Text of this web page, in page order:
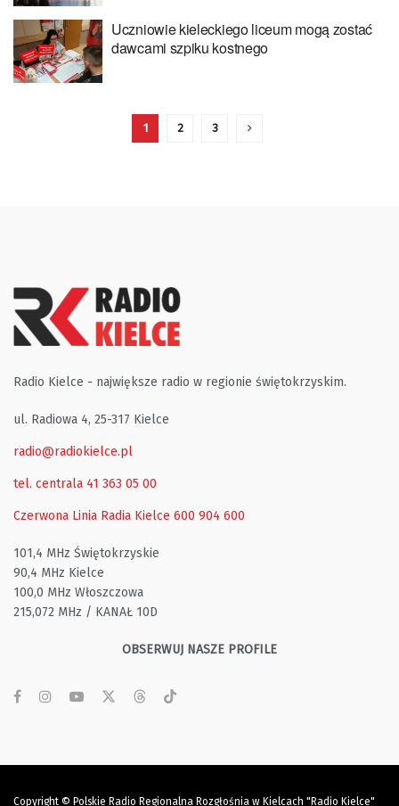
Uczniowie kieleckiego liceum mogą zostać
dawcami szpiku kostnego
1 2 3
Radio Kielce - największe radio w regionie świętokrzyskim.
ul. Radiowa 4, 25-317 Kielce
radio@radiokielce.pl
tel. centrala 41 363 05 00
Czerwona Linia Radia Kielce 600 904 600
101,4 MHz Świętokrzyskie
90,4 MHz Kielce
100,0 MHz Włoszczowa
215,072 MHz / KANAŁ 10D
OBSERWUJ NASZE PROFILE
Copyright © Polskie Radio Regionalna Rozgłośnia w Kielcach "Radio Kielce"